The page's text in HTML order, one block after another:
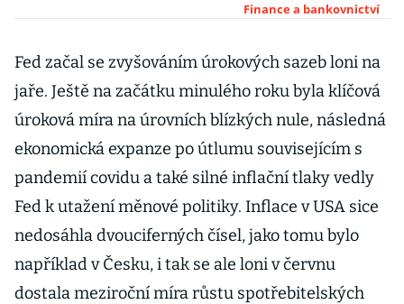
srazit sazby, trh
Finance a bankovnictví
Fed začal se zvyšováním úrokových sazeb loni na
jaře. Ještě na začátku minulého roku byla klíčová
úroková míra na úrovních blízkých nule, následná
ekonomická expanze po útlumu souvisejícím s
pandemií covidu a také silné inflační tlaky vedly
Fed k utažení měnové politiky. Inflace v USA sice
nedosáhla dvouciferných čísel, jako tomu bylo
například v Česku, i tak se ale loni v červnu
dostala meziroční míra růstu spotřebitelských